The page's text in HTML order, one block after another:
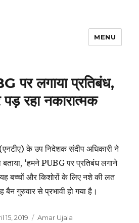
MENU
पर लगाया प्रतिबंध,
रहा नकारात्मक
के उप निदेशक संदीप अधिकारी ने
बताया, ‘हमने PUBG पर प्रतिबंध लगाने
बच्चों और किशोरों के लिए नशे की लत
गुरुवार से प्रभावी हो गया है।
15, 2019 Categories
Amar Ujala